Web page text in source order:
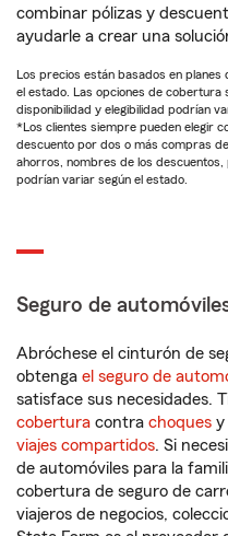
combinar pólizas y
ayudarle a crear una
Los precios están basados en planes
el estado. Las opciones de cobertura
disponibilidad y elegibilidad podrían
*Los clientes siempre pueden elegir
descuento por dos o más compras
ahorros, nombres de los
podrían variar según el estado.
Seguro de
Abróchese el cinturón de
obtenga el seguro de
satisface sus necesidades.
cobertura contra choques y
viajes compartidos. Si
de automóviles para la
cobertura de seguro de
viajeros de negocios,